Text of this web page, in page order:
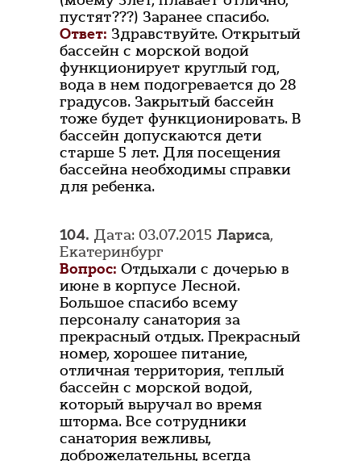
пустят???) Заранее спасибо.
Ответ: Здравствуйте. Открытый
бассейн с морской водой
функционирует круглый год,
вода в нем подогревается до 28
градусов. Закрытый бассейн
тоже будет функционировать. В
бассейн допускаются дети
старше 5 лет. Для посещения
бассейна необходимы справки
для ребенка.
104. Дата: 03.07.2015 Лариса,
Екатеринбург
Вопрос: Отдыхали с дочерью в
июне в корпусе Лесной.
Большое спасибо всему
персоналу санатория за
прекрасный отдых. Прекрасный
номер, хорошее питание,
отличная территория, теплый
бассейн с морской водой,
который выручал во время
шторма. Все сотрудники
санатория вежливы,
доброжелательны, всегда